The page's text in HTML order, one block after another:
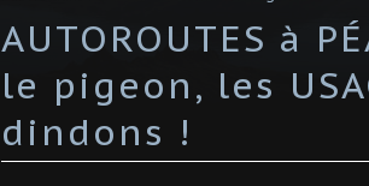
AUTOROUTES à
le pigeon, les
dindons !